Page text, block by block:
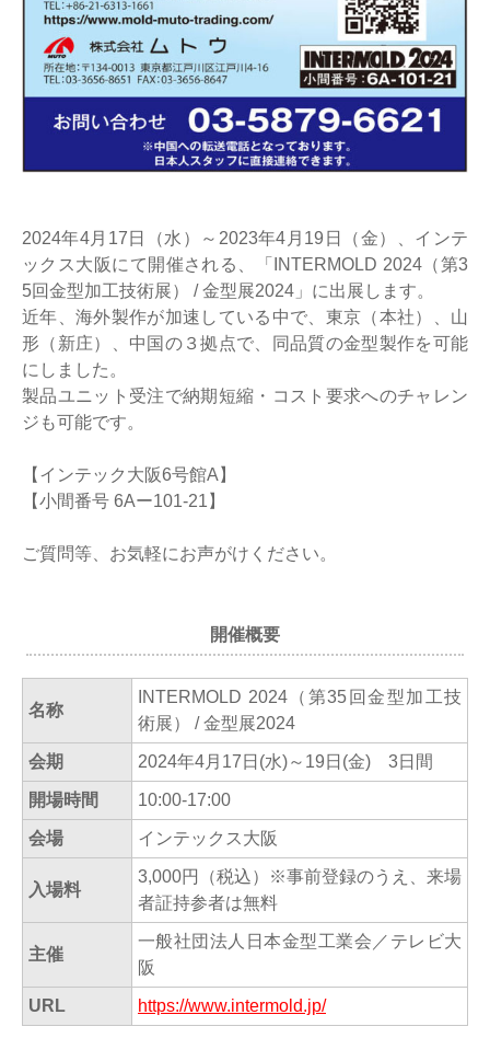
2024年4月17日（水）～2023年4月19日（金）、インテ
ックス大阪にて開催される、「INTERMOLD 2024（第3
5回金型加工技術展） / 金型展2024」に出展します。
近年、海外製作が加速している中で、東京（本社）、山
形（新庄）、中国の３拠点で、同品質の金型製作を可能
にしました。
製品ユニット受注で納期短縮・コスト要求へのチャレン
ジも可能です。
【インテック大阪6号館A】
【小間番号 6Aー101-21】
ご質問等、お気軽にお声がけください。
開催概要
名称
INTERMOLD 2024（第35回金型加工技
術展） / 金型展2024
会期 2024年4月17日(水)～19日(金) 3日間
開場時間 10:00-17:00
会場 インテックス大阪
入場料
3,000円（税込）※事前登録のうえ、来場
者証持参者は無料
主催
一般社団法人日本金型工業会／テレビ大
阪
URL https://www.intermold.jp/